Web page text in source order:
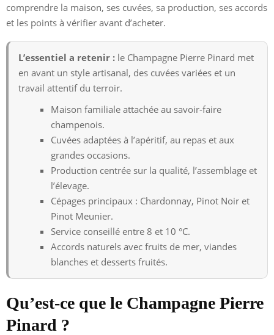
comprendre la maison, ses cuvées, sa production, ses accords
et les points à vérifier avant d’acheter.
L’essentiel a retenir : le Champagne Pierre Pinard met
en avant un style artisanal, des cuvées variées et un
travail attentif du terroir.
Maison familiale attachée au savoir-faire
champenois.
Cuvées adaptées à l’apéritif, au repas et aux
grandes occasions.
Production centrée sur la qualité, l’assemblage et
l’élevage.
Cépages principaux : Chardonnay, Pinot Noir et
Pinot Meunier.
Service conseillé entre 8 et 10 °C.
Accords naturels avec fruits de mer, viandes
blanches et desserts fruités.
Qu’est-ce que le Champagne Pierre
Pinard ?